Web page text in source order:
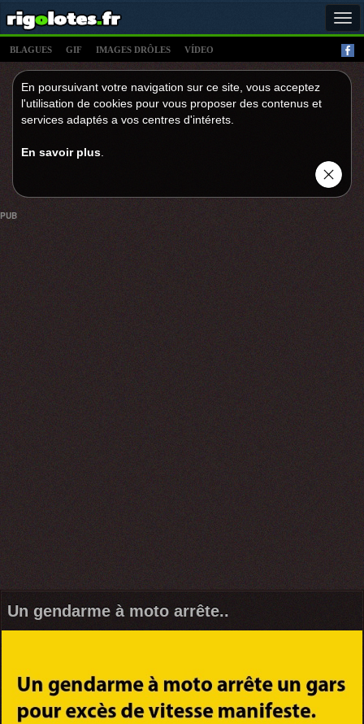
BLAGUES GIF IMAGES DRÔLES VÍDEO
En poursuivant votre navigation sur ce site, vous acceptez
l'utilisation de cookies pour vous proposer des contenus et
services adaptés a vos centres d'intérets.
En savoir plus
PUB
Un gendarme à moto arrête..